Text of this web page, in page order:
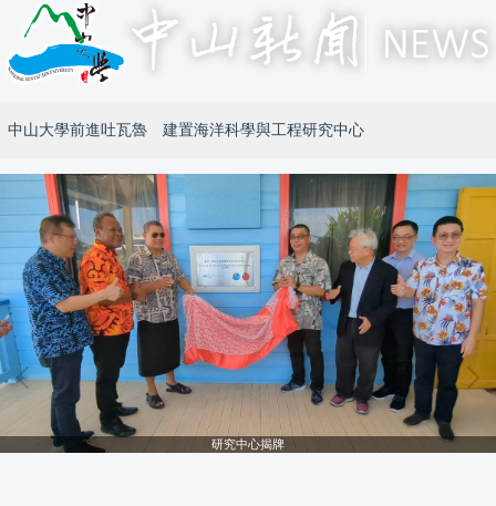
中山大學前進吐瓦魯 建置海洋科學與工程研究中心
研究中心揭牌